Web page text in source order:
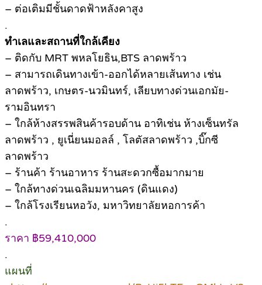
– ต่อเติมมีชั้นดาดฟ้าหลังคาสูง
.
ทำเลและสถานที่ใกล้เคียง
– ติดกับ MRT พหลโยธิน,BTS ลาดพร้าว
– สามารถเดินทางเข้า-ออกได้หลายเส้นทาง เช่น
ลาดพร้าว, เกษตร-นวมินทร์, เลียบทางด่วนเอกมัย-
รามอินทรา
– ใกล้ห้างสรรพสินค้ารอบด้าน อาทิเช่น ห้างเซ็นทรัล
ลาดพร้าว , ยูเนี่ยนมอลล์ , โลตัสลาดพร้าว ,บิ๊กซี
ลาดพร้าว
– ร้านค้า ร้านอาหาร ร้านสะดวกซื้อมากมาย
– ใกล้ทางด่วนเฉลิมมหานคร (ดินแดง)
– ใกล้โรงเรียนหอวัง, มหาวิทยาลัยหอการค้า
.
ราคา ฿59,410,000
.
แผนที่